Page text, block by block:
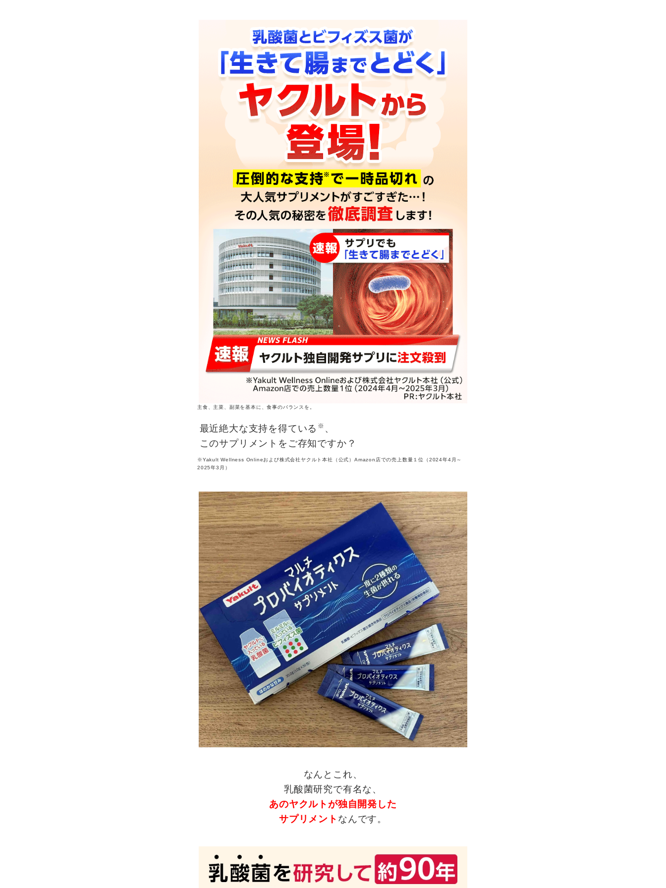
主食、主菜、副菜を基本に、食事のバランスを。
最近絶大な支持を得ている ※ 、
このサプリメントをご存知ですか？
※Yakult Wellness Onlineおよび株式会社ヤクルト本社（公式）Amazon店での売上数量１位（2024年4月～
2025年3月）
なんとこれ、
乳酸菌研究で有名な、
あのヤクルトが独自開発した
サプリメント なんです。